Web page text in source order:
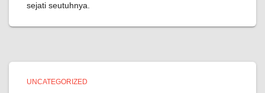
sejati seutuhnya.
UNCATEGORIZED